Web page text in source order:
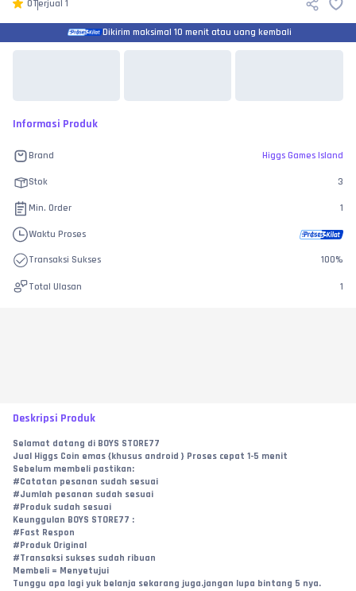
0Terjual 1
Dikirim maksimal 10 menit atau uang kembali
Informasi Produk
Brand Higgs Games Island
Stok 3
Min. Order 1
Waktu Proses
Transaksi Sukses 100%
Total Ulasan 1
Deskripsi Produk
Selamat datang di BOYS STORE77
Jual Higgs Coin emas {khusus android } Proses cepat 1-5 menit
Sebelum membeli pastikan:
#Catatan pesanan sudah sesuai
#Jumlah pesanan sudah sesuai
#Produk sudah sesuai
Keunggulan BOYS STORE77 :
#Fast Respon
#Produk Original
#Transaksi sukses sudah ribuan
Membeli = Menyetujui
Tunggu apa lagi yuk belanja sekarang juga.jangan lupa bintang 5 nya.